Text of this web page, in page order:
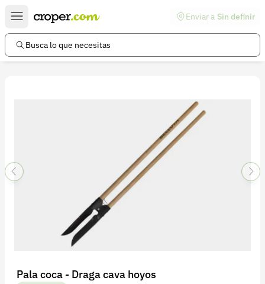
Enviar a Sin definir
Busca lo que necesitas
Pala coca - Draga cava hoyos
Enlaces de interés
Preguntas frecuentes
Política de privacidad
Recuperar contraseña